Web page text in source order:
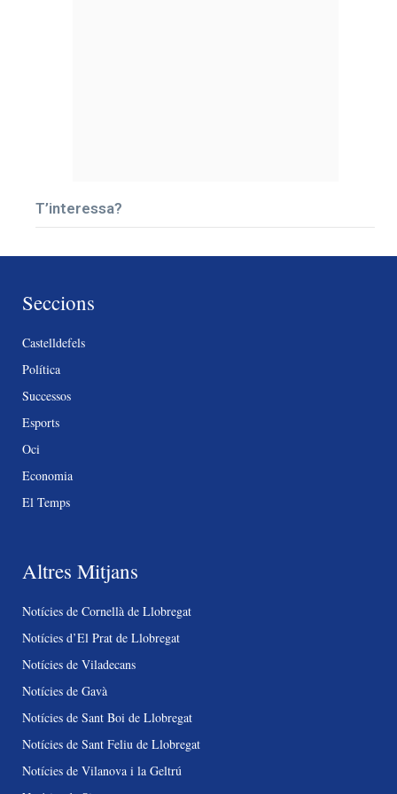
T’interessa?
Seccions
Castelldefels
Política
Successos
Esports
Oci
Economia
El Temps
Altres Mitjans
Notícies de Cornellà de Llobregat
Notícies d’El Prat de Llobregat
Notícies de Viladecans
Notícies de Gavà
Notícies de Sant Boi de Llobregat
Notícies de Sant Feliu de Llobregat
Notícies de Vilanova i la Geltrú